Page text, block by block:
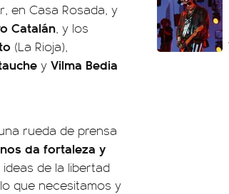
en Casa Rosada, y
Catalán, y los
(La Rioja),
y Vilma Bedia
rueda de prensa
da fortaleza y
de la libertad
que necesitamos y